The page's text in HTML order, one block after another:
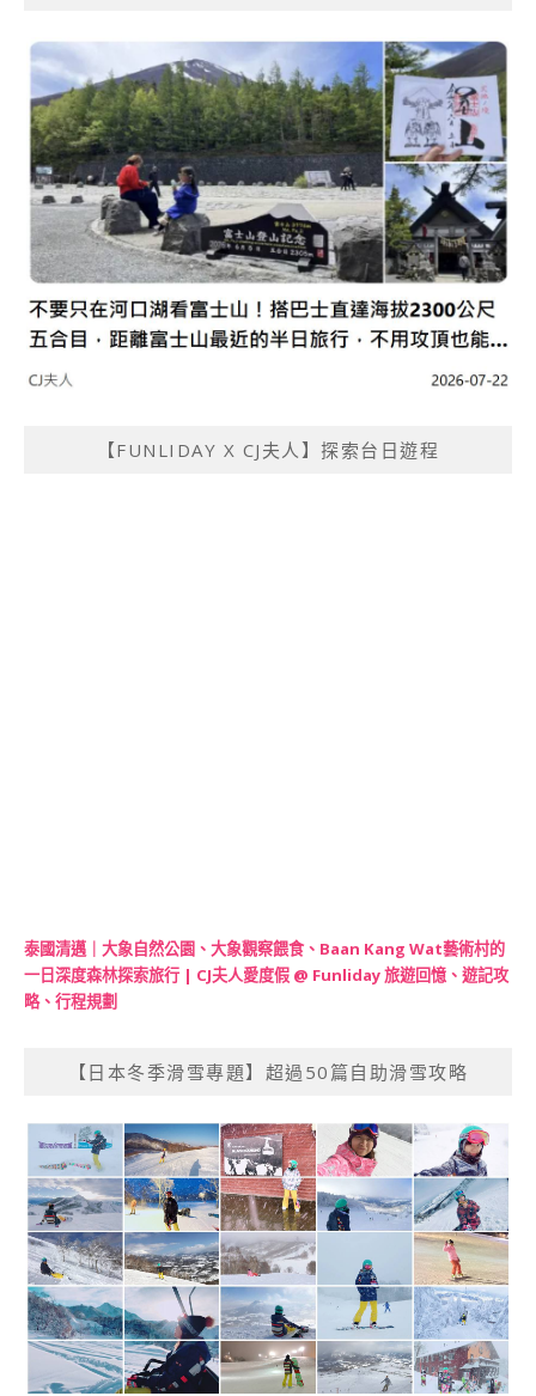
【FUNLIDAY X CJ夫人】探索台日遊程
泰國清邁｜大象自然公園、大象觀察餵食、Baan Kang Wat藝術村的
一日深度森林探索旅行 | CJ夫人愛度假 @ Funliday 旅遊回憶、遊記攻
略、行程規劃
【日本冬季滑雪專題】超過50篇自助滑雪攻略